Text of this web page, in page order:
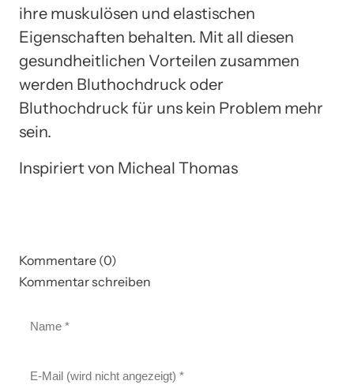
ihre muskulösen und elastischen
Eigenschaften behalten. Mit all diesen
gesundheitlichen Vorteilen zusammen
werden Bluthochdruck oder
Bluthochdruck für uns kein Problem mehr
sein.
Inspiriert von Micheal Thomas
Kommentare (0)
Kommentar schreiben